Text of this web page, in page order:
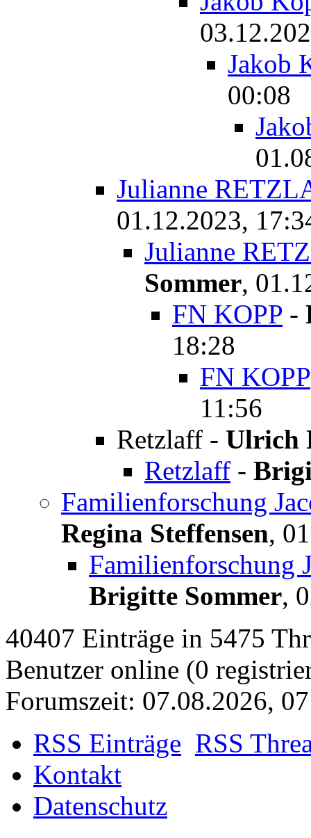
Jakob
00:08
Julianne
01.12.2023,
Julianne
Sommer,
FN KOPP -
18:28
FN KOPP
11:56
Retzlaff - Ulrich
Retzlaff -
Familienforschung
Regina Steffensen,
Familienforschung
Brigitte Sommer,
40407 Einträge in 5475
Benutzer online (0
Forumszeit: 07.08.2026,
RSS Einträge RSS
Kontakt
Datenschutz